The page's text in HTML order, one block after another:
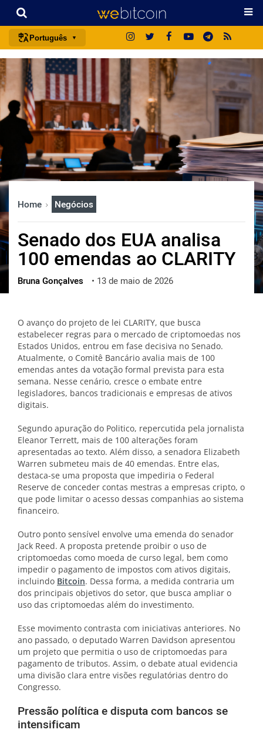
Português
português (BR)
english
español
français
italiano
deutsch
日本語
русский
العربية
ไทย
ქართული
Home Negócios
Senado dos EUA analisa
100 emendas ao CLARITY
Bruna Gonçalves • 13 de maio de 2026
O avanço do projeto de lei CLARITY, que busca
estabelecer regras para o mercado de criptomoedas nos
Estados Unidos, entrou em fase decisiva no Senado.
Atualmente, o Comitê Bancário avalia mais de 100
emendas antes da votação formal prevista para esta
semana. Nesse cenário, cresce o embate entre
legisladores, bancos tradicionais e empresas de ativos
digitais.
Segundo apuração do Politico, repercutida pela jornalista
Eleanor Terrett, mais de 100 alterações foram
apresentadas ao texto. Além disso, a senadora Elizabeth
Warren submeteu mais de 40 emendas. Entre elas,
destaca-se uma proposta que impediria o Federal
Reserve de conceder contas mestras a empresas cripto, o
que pode limitar o acesso dessas companhias ao sistema
financeiro.
Outro ponto sensível envolve uma emenda do senador
Jack Reed. A proposta pretende proibir o uso de
criptomoedas como moeda de curso legal, bem como
impedir o pagamento de impostos com ativos digitais,
incluindo Bitcoin. Dessa forma, a medida contraria um
dos principais objetivos do setor, que busca ampliar o
uso das criptomoedas além do investimento.
Esse movimento contrasta com iniciativas anteriores. No
ano passado, o deputado Warren Davidson apresentou
um projeto que permitia o uso de criptomoedas para
pagamento de tributos. Assim, o debate atual evidencia
uma divisão clara entre visões regulatórias dentro do
Congresso.
Pressão política e disputa com bancos se
intensificam